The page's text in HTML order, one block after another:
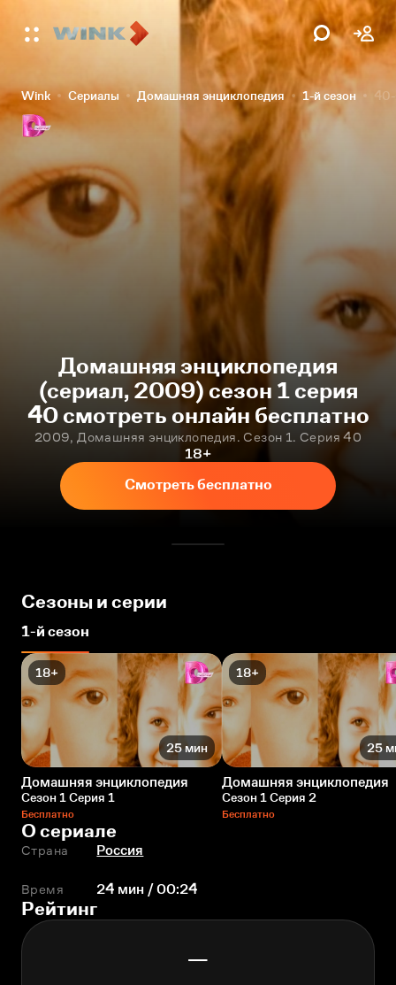
Wink Сериалы Домашняя энциклопедия 1-й сезон 40-
Домашняя энциклопедия
(сериал, 2009) сезон 1 серия
40 смотреть онлайн бесплатно
2009, Домашняя энциклопедия. Сезон 1. Серия 40
18+
Смотреть бесплатно
Сезоны и серии
1-й сезон
18+
25 мин
Домашняя энциклопедия
Сезон 1 Серия 1
Бесплатно
18+
25
Домашняя энциклопедия
Сезон 1 Серия 2
Бесплатно
О сериале
Страна Россия
Время 24 мин / 00:24
Рейтинг
—